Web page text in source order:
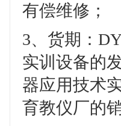
有偿维修；
3、货期：
实训设备的
器应用技术
育教仪厂的